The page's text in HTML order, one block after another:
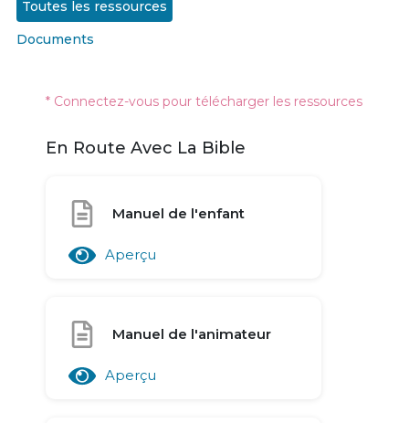
Toutes les ressources
Documents
* Connectez-vous pour télécharger les ressources
En Route Avec La Bible
Manuel de l'enfant
Aperçu
Manuel de l'animateur
Aperçu